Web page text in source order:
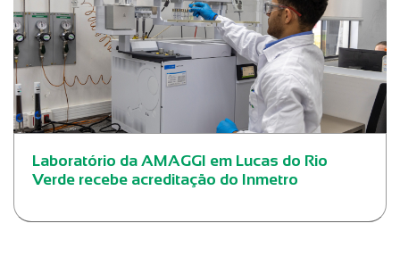
Laboratório da AMAGGI em Lucas do Rio
Verde recebe acreditação do Inmetro